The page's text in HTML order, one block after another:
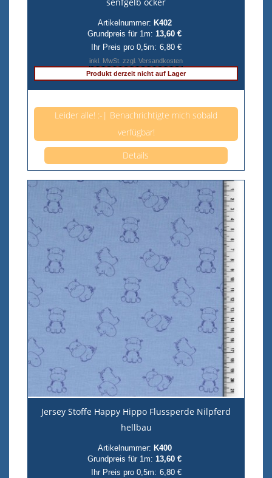
Artikelnummer: K402
Grundpreis für 1m: 13,60 €
Ihr Preis pro 0,5m: 6,80 €
inkl. MwSt. zzgl. Versandkosten
Produkt derzeit nicht auf Lager
Leider alle! :-| Benachrichtigte mich sobald
verfügbar!
Details
Jersey Stoffe Happy Hippo Flussperde Nilpferd
hellbau
Artikelnummer: K400
Grundpreis für 1m: 13,60 €
Ihr Preis pro 0,5m: 6,80 €